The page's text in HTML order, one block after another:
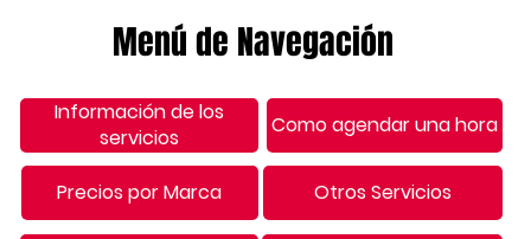
Menú de Navegación
Otros Servicios
Precios por Marca
Información de los
servicios
Como agendar una hora